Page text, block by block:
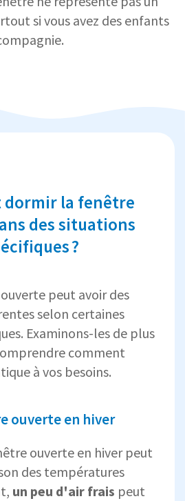
si vous avez des enfants
dormir la fenêtre
des situations
?
peut avoir des
selon certaines
Examinons-les de plus
comment
à vos besoins.
ouverte en hiver
ouverte en hiver peut
des températures
un peu d'air frais peut